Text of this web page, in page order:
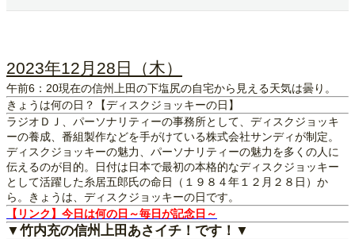
2023年12月28日（木）
午前6：20現在の信州上田の下塩尻の自宅から見える天気は曇り。
きょうは何の日？【ディスクジョッキーの日】
ラジオＤＪ、パーソナリティーの事務所として、ディスクジョッキ
ーの養成、番組製作などを手がけている株式会社サンディが制定。
ディスクジョッキーの魅力、パーソナリティーの魅力を多くの人に
伝えるのが目的。日付は日本で最初の本格的なディスクジョッキー
として活躍した糸居五郎氏の命日（１９８４年１２月２８日）か
ら。きょうは、ディスクジョッキーの日です。
【リンク】今日は何の日～毎日が記念日～
▼竹内充の信州上田あさイチ！です！▼